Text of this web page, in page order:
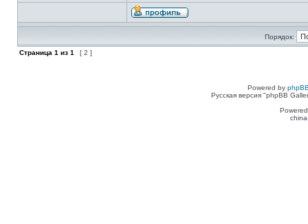
Порядок:
Страница 1 из 1 [ 2 ]
Powered by
Русская версия "phpBB